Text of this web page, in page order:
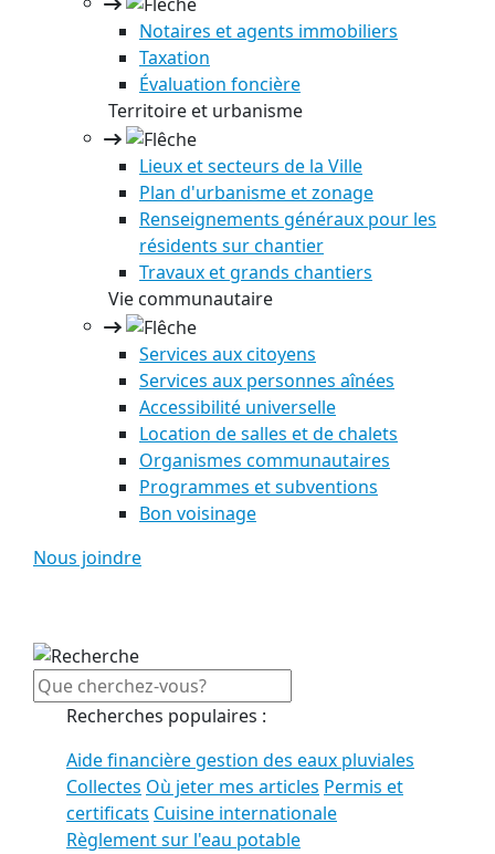
Notaires et agents immobiliers
Taxation
Évaluation foncière
Territoire et urbanisme
Lieux et secteurs de la Ville
Plan d'urbanisme et zonage
Renseignements généraux pour les
résidents sur chantier
Travaux et grands chantiers
Vie communautaire
Services aux citoyens
Services aux personnes aînées
Accessibilité universelle
Location de salles et de chalets
Organismes communautaires
Programmes et subventions
Bon voisinage
Nous joindre
Recherches populaires :
Aide financière gestion des eaux pluviales
Collectes Où jeter mes articles Permis et
certificats Cuisine internationale
Règlement sur l'eau potable